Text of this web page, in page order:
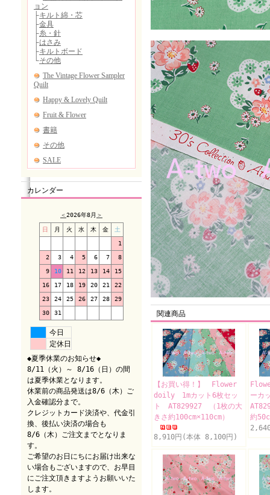
カレンダー
＜2026年8月 ＞
日 月 火 水 木 金 土
1
2 3 4 5 6 7 8
9 10 11 12 13 14 15
16 17 18 19 20 21 22
23 24 25 26 27 28 29
30 31
今日
定休日
◆夏季休業のお知らせ◆
8/11（火）～ 8/16（日）の間
は夏季休業となります。
休業前の商品発送は8/6（木）ご
入金確認分まで。
クレジットカード決済や、代金引
換、後払い決済の場合も
8/6（木）ご注文までとなりま
す。
ご希望のお日にちにお届け出来な
い場合もございますので、お早目
にご注文頂きますようお願いいた
します。
関連商品
【お買い得！】 Flower
doily 1mカット6枚セッ
ト AT829927 （1枚の大
きさ約100cm×110cm）
8,910円(本体 8,100円)
ーカ
約